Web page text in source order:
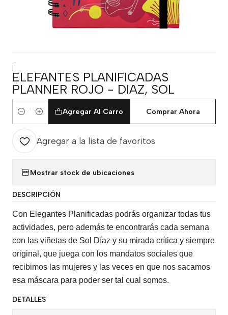
|
ELEFANTES PLANIFICADAS
PLANNER ROJO - DIAZ, SOL
Cantidad
Agregar Al Carro Comprar Ahora
Agregar a la lista de favoritos
Mostrar stock de ubicaciones
DESCRIPCIÓN
Con Elegantes Planificadas podrás organizar todas tus
actividades, pero además te encontrarás cada semana
con las viñetas de Sol Díaz y su mirada crítica y siempre
original, que juega con los mandatos sociales que
recibimos las mujeres y las veces en que nos sacamos
esa máscara para poder ser tal cual somos.
DETALLES